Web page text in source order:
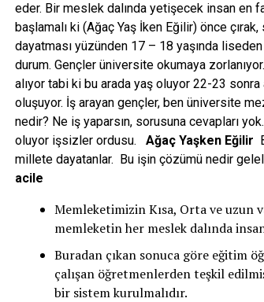
eder. Bir meslek dalında yetişecek insan en
başlamalı ki (Ağaç Yaş İken Eğilir) önce
dayatması yüzünden 17 – 18 yaşında
durum. Gençler üniversite okumaya
alıyor tabi ki bu arada yaş oluyor 22-23
oluşuyor. İş arayan gençler, ben üniversite
nedir? Ne iş yaparsın, sorusuna cevapları
oluyor işsizler ordusu. Ağaç Yaşken Eğilir
millete dayatanlar. Bu işin çözümü nedir
acile
Memleketimizin Kısa, Orta ve uzun
memleketin her meslek dalında
Buradan çıkan sonuca göre eğitim
çalışan öğretmenlerden teşkil
bir sistem kurulmalıdır.